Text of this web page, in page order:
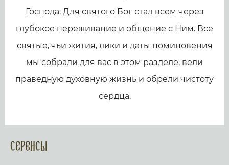
Господа. Для святого Бог стал всем через
глубокое переживание и общение с Ним. Все
святые, чьи жития, лики и даты поминовения
мы собрали для вас в этом разделе, вели
праведную духовную жизнь и обрели чистоту
сердца.
Сервисы